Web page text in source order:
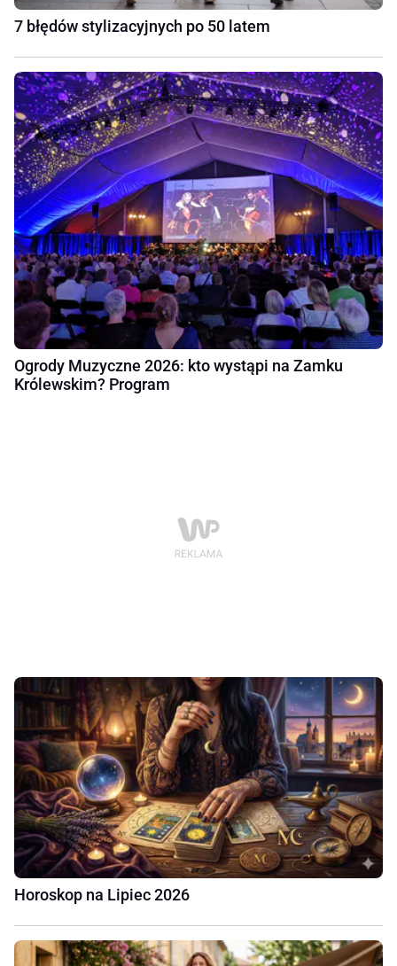
7 błędów stylizacyjnych po 50 latem
Ogrody Muzyczne 2026: kto wystąpi na Zamku
Królewskim? Program
Horoskop na Lipiec 2026